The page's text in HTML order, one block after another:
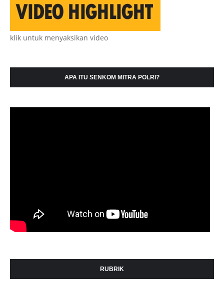
klik untuk menyaksikan video
APA ITU SENKOM MITRA POLRI?
RUBRIK